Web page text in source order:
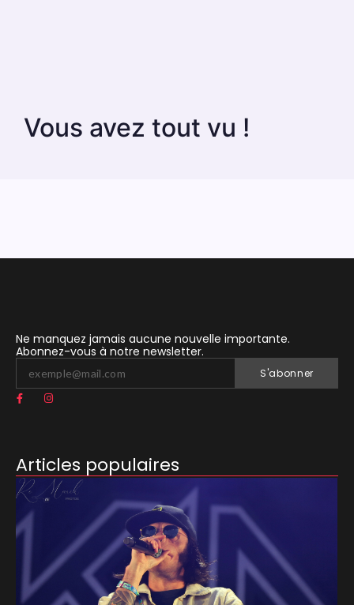
Vous avez tout vu !
Ne manquez jamais aucune nouvelle importante.
Abonnez-vous à notre newsletter.
S'abonner
Articles populaires